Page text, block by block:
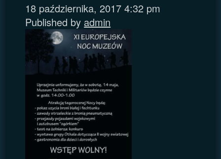
18 października, 2017 4:32 pm
Published by admin